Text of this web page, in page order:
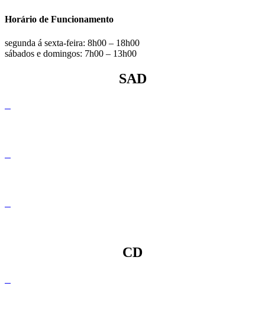
Horário de Funcionamento
segunda á sexta-feira: 8h00 – 18h00
sábados e domingos: 7h00 – 13h00
SAD
CD